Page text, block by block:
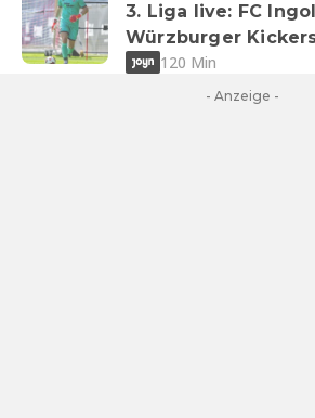
3. Liga live: FC
Würzburger
120 Min
- Anzeige -